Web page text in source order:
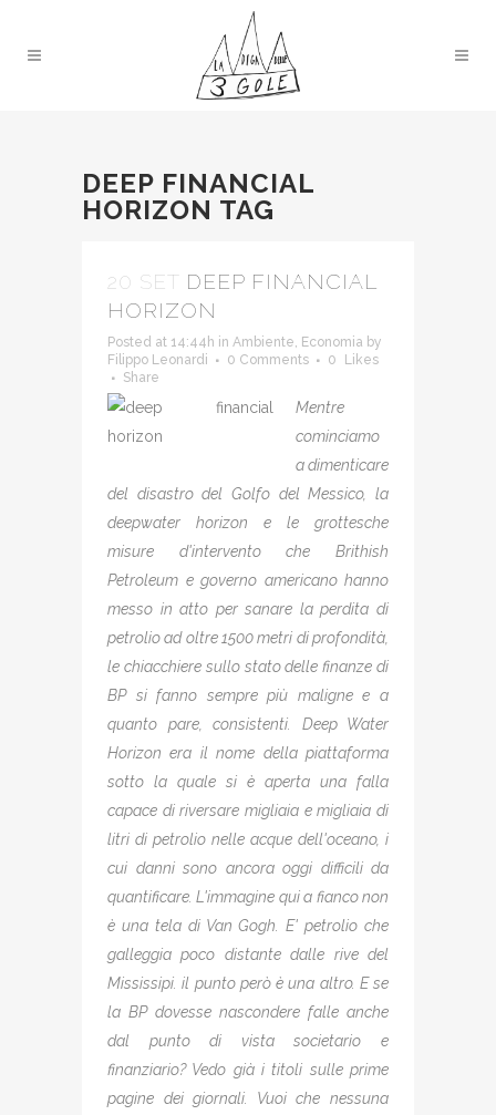
DEEP FINANCIAL
HORIZON TAG
20 SET DEEP FINANCIAL
HORIZON
Posted at 14:44h in Ambiente, Economia by
Filippo Leonardi
0 Comments 0
Likes
Share
Mentre
cominciamo
a dimenticare
del disastro del Golfo del Messico, la
deepwater horizon e le grottesche
misure d'intervento che Brithish
Petroleum e governo americano hanno
messo in atto per sanare la perdita di
petrolio ad oltre 1500 metri di profondità,
le chiacchiere sullo stato delle finanze di
BP si fanno sempre più maligne e a
quanto pare, consistenti. Deep Water
Horizon era il nome della piattaforma
sotto la quale si è aperta una falla
capace di riversare migliaia e migliaia di
litri di petrolio nelle acque dell'oceano, i
cui danni sono ancora oggi difficili da
quantificare. L'immagine qui a fianco non
è una tela di Van Gogh. E' petrolio che
galleggia poco distante dalle rive del
Mississipi. il punto però è una altro. E se
la BP dovesse nascondere falle anche
dal punto di vista societario e
finanziario? Vedo già i titoli sulle prime
pagine dei giornali. Vuoi che nessuna